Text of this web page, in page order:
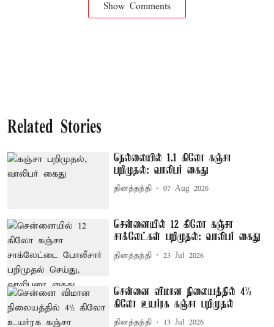
Show Comments
Related Stories
நெல்லையில் 1.1 கிலோ கஞ்சா
பறிமுதல்: வாலிபர் கைது
தினத்தந்தி 07 Aug 2026
சென்னையில் 12 கிலோ கஞ்சா
சாக்லேட்கள் பறிமுதல்: வாலிபர் கைது
தினத்தந்தி 23 Jul 2026
சென்னை விமான நிலையத்தில் 4½
கிலோ உயர்ரக கஞ்சா பறிமுதல்
தினத்தந்தி 13 Jul 2026